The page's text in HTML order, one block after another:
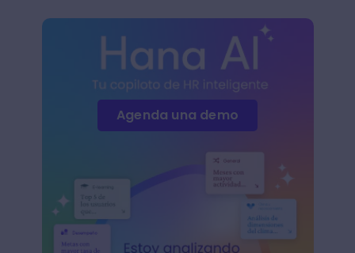
Agenda una demo